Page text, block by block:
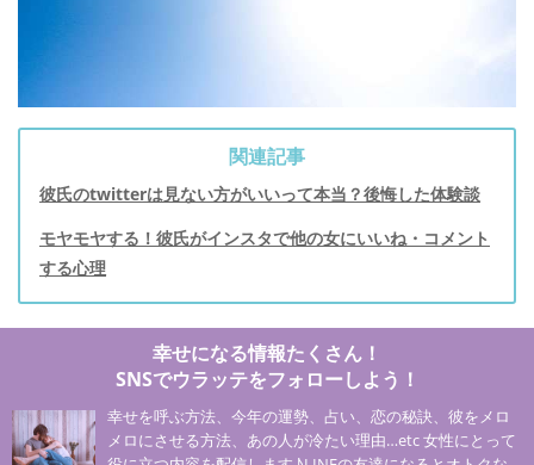
関連記事
彼氏のtwitterは見ない方がいいって本当？後悔した体験談
モヤモヤする！彼氏がインスタで他の女にいいね・コメント
する心理
幸せになる情報たくさん！
SNSでウラッテをフォローしよう！
幸せを呼ぶ方法、今年の運勢、占い、恋の秘訣、彼をメロ
メロにさせる方法、あの人が冷たい理由…etc 女性にとって